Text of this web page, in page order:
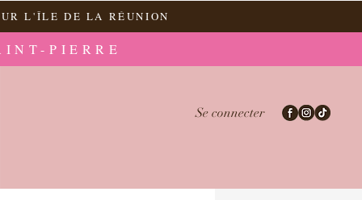
L'ÎLE DE LA RÉUNION
PIERRE
Se connecter